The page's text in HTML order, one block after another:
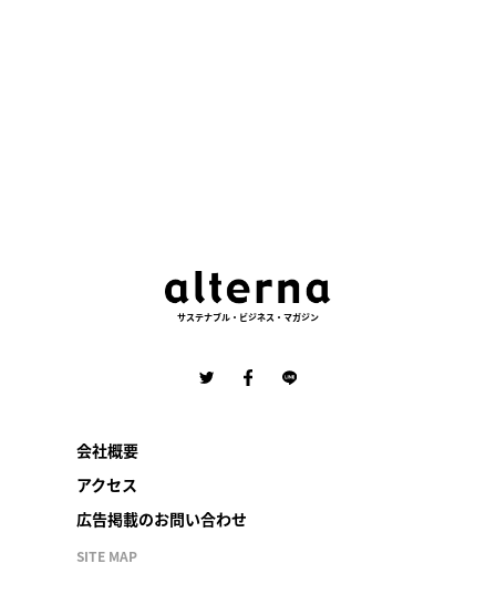
サステナブル・ビジネス・マガジン
会社概要
アクセス
広告掲載のお問い合わせ
SITE MAP